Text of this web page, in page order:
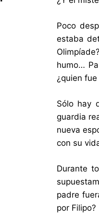
Poco
estaba
humo…
¿quien
Sólo hay
guardia
nueva
con su
Durante
padre
por Filipo?